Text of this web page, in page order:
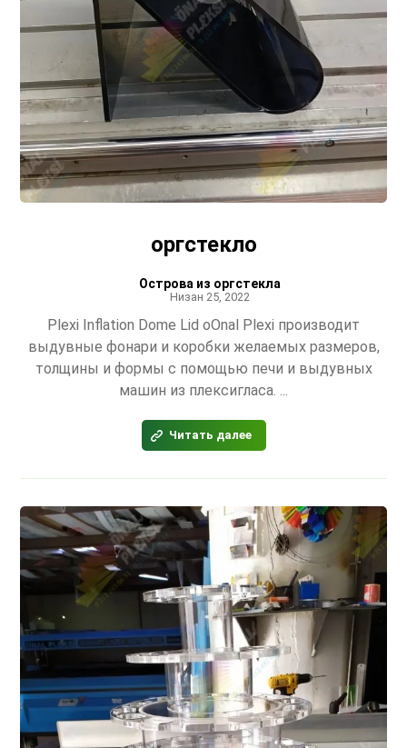
оргстекло
Острова из оргстекла
Низан 25, 2022
Plexi Inflation Dome Lid oOnal Plexi производит
выдувные фонари и коробки желаемых размеров,
толщины и формы с помощью печи и выдувных
машин из плексигласа. ...
Читать далее